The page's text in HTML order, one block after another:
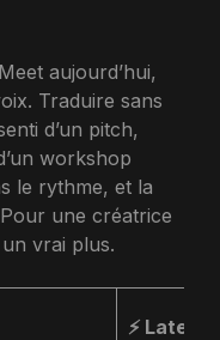
aujourd’hui,
Traduire sans
d’un pitch,
workshop
le rythme, et la
une créatrice
vrai plus.
⚡